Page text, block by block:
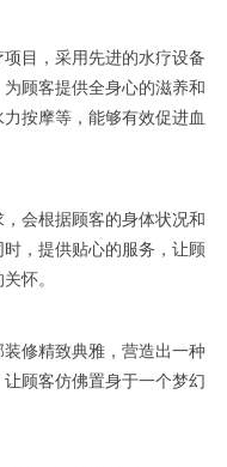
目，采用先进的水疗设备
顾客提供全身心的滋养和
按摩等，能够有效促进血
会根据顾客的身体状况和
，提供贴心的服务，让顾
怀。
修精致典雅，营造出一种
顾客仿佛置身于一个梦幻